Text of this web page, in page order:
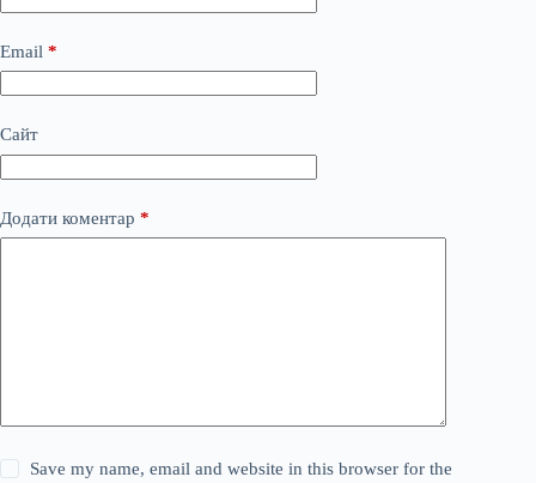
Email *
Сайт
Додати коментар *
Save my name, email and website in this browser for the